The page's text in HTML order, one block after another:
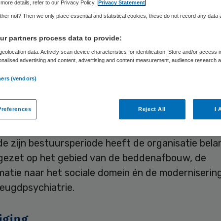
Adriaan Jansen gaat volgend voorjaar
een geschikte opvolger.
zijn bestuursperiode heeft de organisatie
op het gebied van de beddenafbouw, de
naar het sociale domein én de
details, refer to our Privacy Policy. Privacy Statement
not? Then we only place essential and statistical cookies, these do not record any data
partners process data to provide:
data. Actively scan device characteristics for identification. Store and/or access
advertising and content, advertising and content measurement, audience research
(vendors)
Reject All I